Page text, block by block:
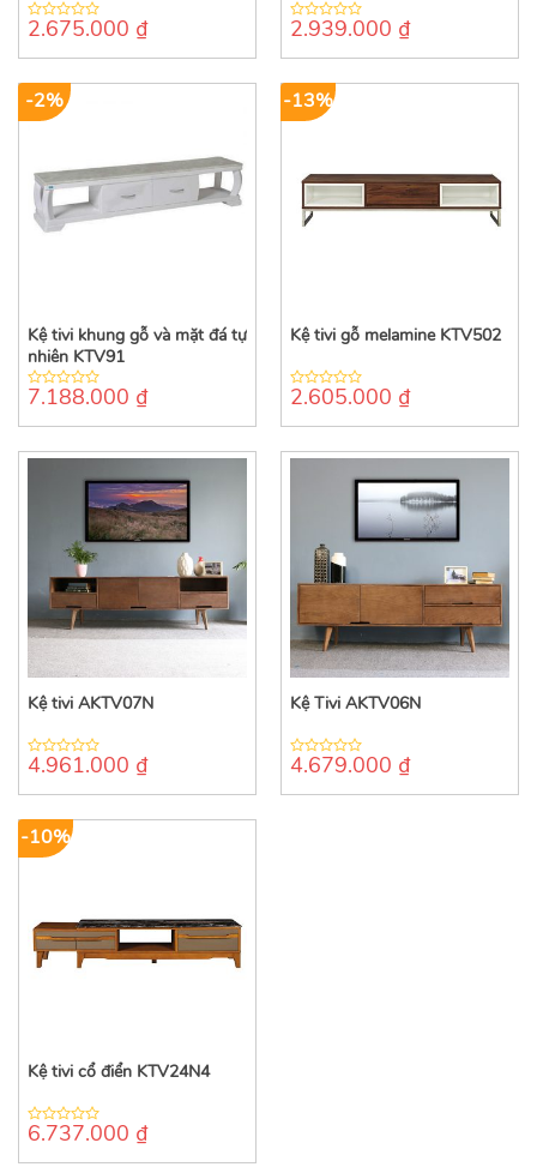
0
of
2.675.000 ₫
0
of
2.939.000 ₫
-2%
Kệ tivi khung gỗ và mặt đá tự
nhiên KTV91
0
of
7.188.000 ₫
-13%
Kệ tivi gỗ melamine KTV502
0
of
2.605.000 ₫
Kệ tivi AKTV07N
0
of
4.961.000 ₫
Kệ Tivi AKTV06N
0
of
4.679.000 ₫
-10%
Kệ tivi cổ điển KTV24N4
0
of
6.737.000 ₫